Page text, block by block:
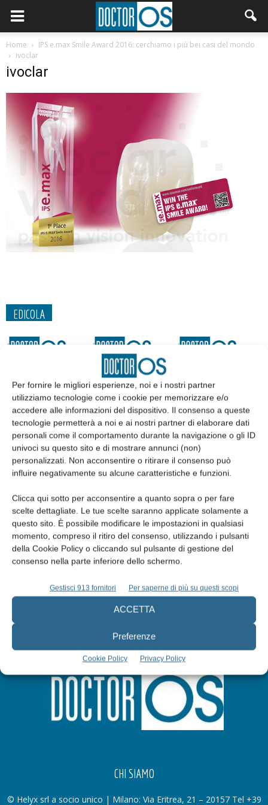
Per fornire le migliori esperienze, noi e i nostri partner
utilizziamo tecnologie come i cookie per memorizzare e/o
accedere alle informazioni del dispositivo. Il consenso a queste
tecnologie permetterà a noi e ai nostri partner di elaborare dati
personali come il comportamento durante la navigazione o gli ID
univoci su questo sito e di mostrare annunci (non)
personalizzati. Non acconsentire o ritirare il consenso può
influire negativamente su alcune caratteristiche e funzioni.
Clicca qui sotto per acconsentire a quanto sopra o per fare
scelte dettagliate. Le tue scelte saranno applicate solamente a
questo sito. È possibile modificare le impostazioni in qualsiasi
momento, compreso il ritiro del consenso, utilizzando i pulsanti
della Cookie Policy o cliccando sul pulsante di gestione del
consenso nella parte inferiore dello schermo.
Gestisci 913 fornitori Per saperne di più su questi scopi
ACCETTA
Preferenze
Cookie Policy Privacy Policy
Home
IPS e.max Smile Award 2016: cerchiamo i più bei casi del mondo
ivoclar
ivoclar
EDICOLA
Edicola web
Abbonati
Iscriviti alla newsletter
CHI SIAMO
© Helyx srl a socio unico | Milano: Via Eritrea, 21 – 20157 Tel +39